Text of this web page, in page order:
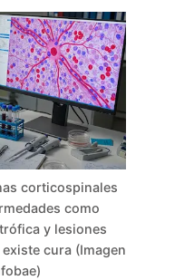
corticospinales
como
y lesiones
cura (Imagen